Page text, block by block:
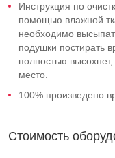
Инструкция по
помощью влажной
необходимо
подушки постирать
полностью
место.
100% произведено
Стоимость